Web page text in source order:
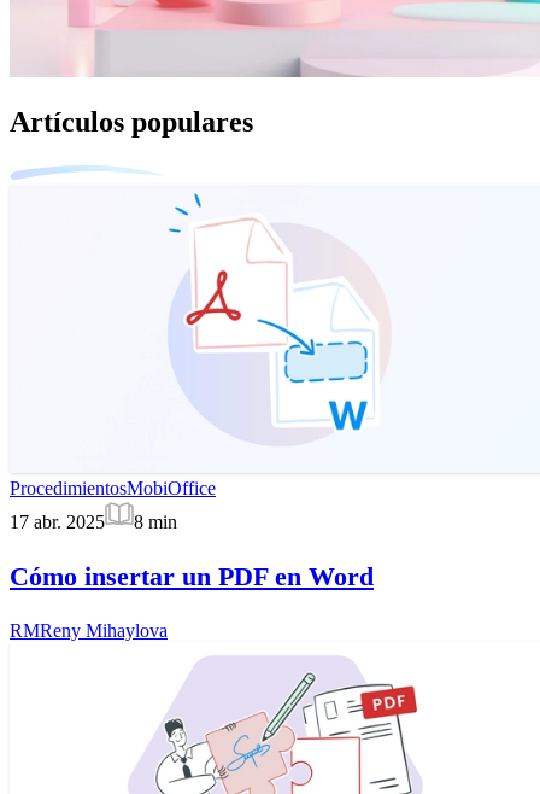
Artículos populares
ProcedimientosMobiOffice
17 abr. 2025
8 min
Cómo insertar un PDF en Word
RMReny Mihaylova